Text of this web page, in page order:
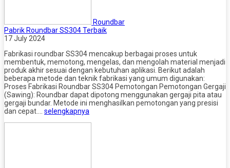
Roundbar
Pabrik Roundbar SS304 Terbaik
17 July 2024
Fabrikasi roundbar SS304 mencakup berbagai proses untuk
membentuk, memotong, mengelas, dan mengolah material menjadi
produk akhir sesuai dengan kebutuhan aplikasi. Berikut adalah
beberapa metode dan teknik fabrikasi yang umum digunakan:
Proses Fabrikasi Roundbar SS304 Pemotongan Pemotongan Gergaji
(Sawing): Roundbar dapat dipotong menggunakan gergaji pita atau
gergaji bundar. Metode ini menghasilkan pemotongan yang presisi
dan cepat…. selengkapnya